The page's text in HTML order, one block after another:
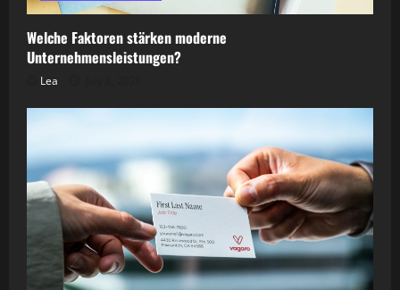
Welche Faktoren stärken moderne
Unternehmensleistungen?
Lea